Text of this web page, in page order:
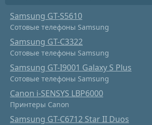
Samsung GT-S5610
Сотовые телефоны Samsung
Samsung GT-C3322
Сотовые телефоны Samsung
Samsung GT-I9001 Galaxy S Plus
Сотовые телефоны Samsung
Canon i-SENSYS LBP6000
Принтеры Canon
Samsung GT-C6712 Star II Duos